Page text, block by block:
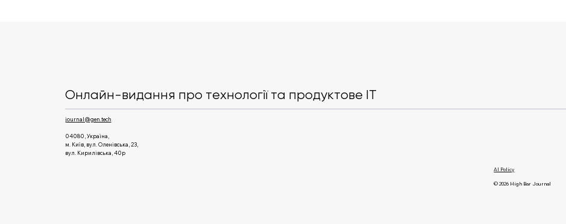
content era та синергію в
команді
Content у Headway
Онлайн-видання про технології та продуктове IT
journal@gen.tech
04080, Україна,
м. Київ, вул. Оленівська, 23,​
вул. Кирилівська, 40р
AI Policy
© 2026 High Bar Journal